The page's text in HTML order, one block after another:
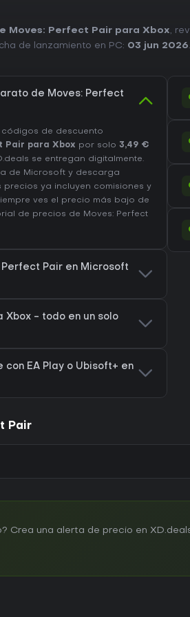
Moves: Perfect Pair para Xbox,
de lanzamiento en PC: 03 jun 2026
de Moves: Perfect
de descuento
Pair para Xbox por solo 3,49 €
se entregan digitalmente.
de Microsoft y descarga
precios ya incluyen comisiones y
ves el precio más bajo de
de precios de Moves: Perfect
Pair en Microsoft
Xbox - todo en un solo
EA Play o Ubisoft+ en
Pair
Crea una alerta de precio en